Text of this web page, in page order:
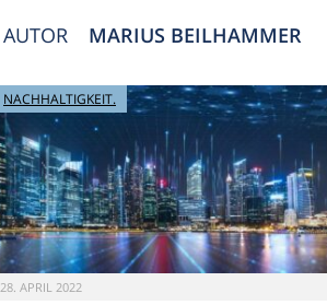
AUTOR MARIUS BEILHAMMER
NACHHALTIGKEIT.
28. APRIL 2022